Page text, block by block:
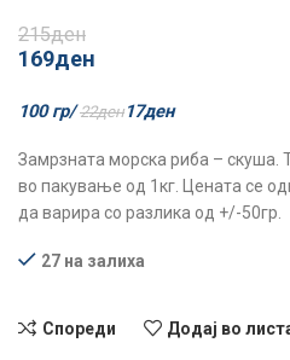
215ден
169ден
100 гр/ 22ден 17ден
Замрзната морска риба – скуша.
во пакување од 1кг. Цената се
да варира со разлика од +/-50гр.
27 на залиха
Спореди Додај во